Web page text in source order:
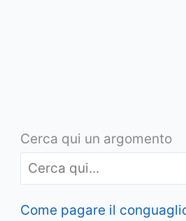
Cerca qui un argomento
Come pagare il